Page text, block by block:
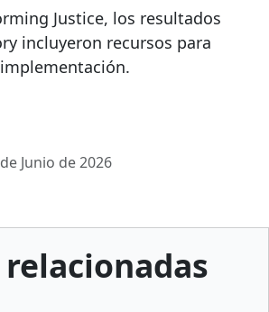
Justice, los resultados
incluyeron recursos para
Junio de 2026
relacionadas